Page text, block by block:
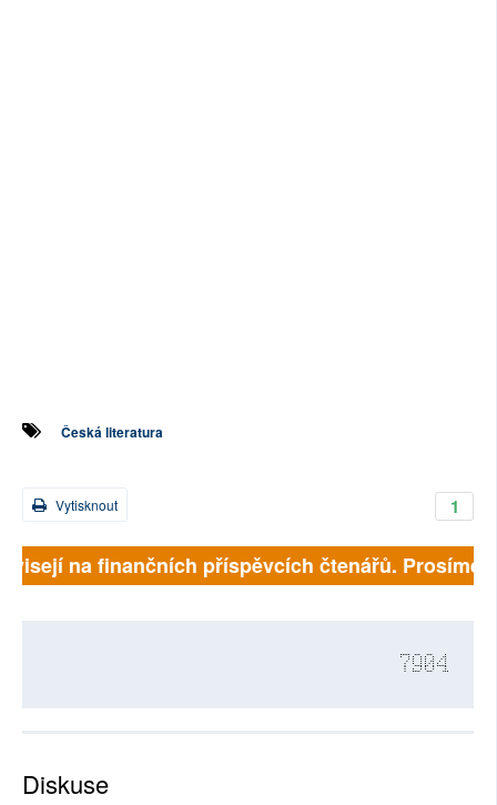
Česká literatura
1
Vytisknout
na finančních příspěvcích čtenářů. Prosíme,
7904
Diskuse